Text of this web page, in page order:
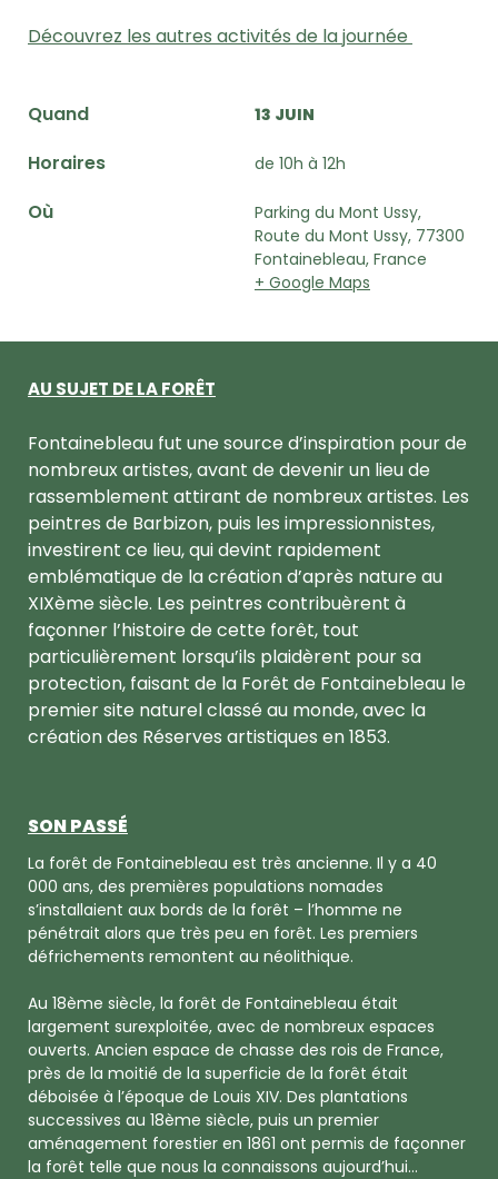
Découvrez les autres activités de la journée
Quand 13 JUIN
Horaires de 10h à 12h
Où
Parking du Mont Ussy,
Route du Mont Ussy, 77300
Fontainebleau, France
+ Google Maps
AU SUJET DE LA FORÊT
Fontainebleau fut une source d’inspiration pour de
nombreux artistes, avant de devenir un lieu de
rassemblement attirant de nombreux artistes. Les
peintres de Barbizon, puis les impressionnistes,
investirent ce lieu, qui devint rapidement
emblématique de la création d’après nature au
XIXème siècle. Les peintres contribuèrent à
façonner l’histoire de cette forêt, tout
particulièrement lorsqu’ils plaidèrent pour sa
protection, faisant de la Forêt de Fontainebleau le
premier site naturel classé au monde, avec la
création des Réserves artistiques en 1853.
SON PASSÉ
La forêt de Fontainebleau est très ancienne. Il y a 40
000 ans, des premières populations nomades
s’installaient aux bords de la forêt – l’homme ne
pénétrait alors que très peu en forêt. Les premiers
défrichements remontent au néolithique.
Au 18ème siècle, la forêt de Fontainebleau était
largement surexploitée, avec de nombreux espaces
ouverts. Ancien espace de chasse des rois de France,
près de la moitié de la superficie de la forêt était
déboisée à l’époque de Louis XIV. Des plantations
successives au 18ème siècle, puis un premier
aménagement forestier en 1861 ont permis de façonner
la forêt telle que nous la connaissons aujourd’hui…